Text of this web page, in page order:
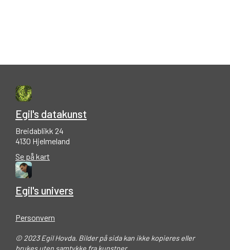
Egil's datakunst
Breidablikk 24
4130 Hjelmeland
Se på kart
Egil's univers
Personvern
© 2023 Egil Hovda. Bilder på sida kan ikke kopieres eller
brukes uten samtykke fra kunstner.